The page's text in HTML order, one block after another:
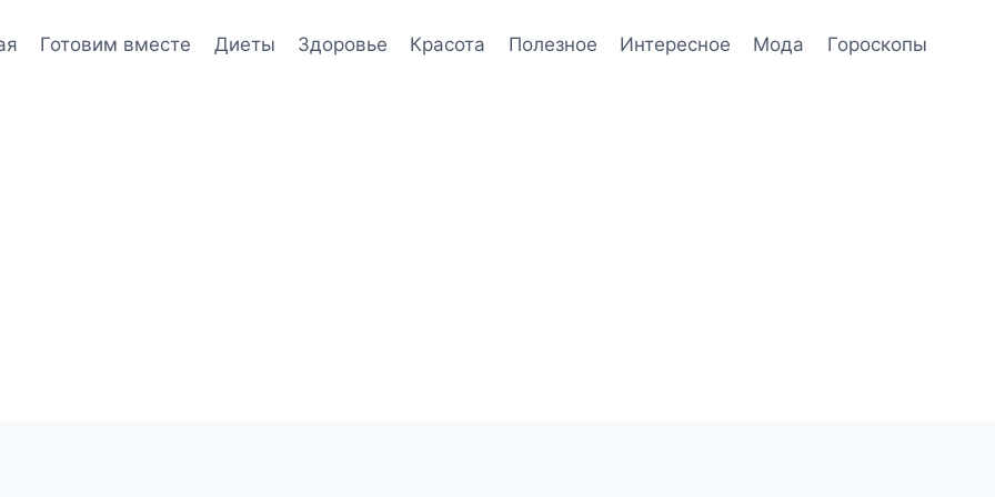
Готовим вместе Диеты Здоровье Красота Полезное Интересное Мода Гороскопы